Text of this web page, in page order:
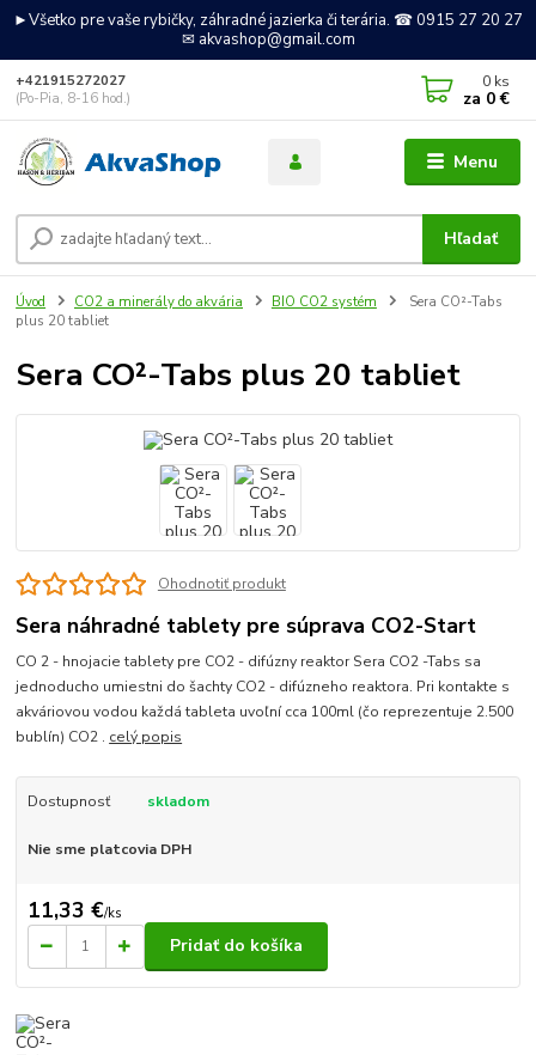
►Všetko pre vaše rybičky, záhradné jazierka či terária. ☎ 0915 27 20 27
✉ akvashop@gmail.com
Menu
Hľadať
+421915272027
(Po-Pia, 8-16 hod.)
0 ks
za 0 €
Úvod CO2 a minerály do akvária BIO CO2 systém
Sera CO²-Tabs
plus 20 tabliet
Sera CO²-Tabs plus 20 tabliet
Ohodnotiť produkt
Sera náhradné tablety pre súprava CO2-Start
CO 2 - hnojacie tablety pre CO2 - difúzny reaktor Sera CO2 -Tabs sa
jednoducho umiestni do šachty CO2 - difúzneho reaktora. Pri kontakte s
akváriovou vodou každá tableta uvoľní cca 100ml (čo reprezentuje 2.500
bublín) CO2 . celý popis
Dostupnosť skladom
Nie sme platcovia DPH
11,33 €/ks
Pridať do košíka